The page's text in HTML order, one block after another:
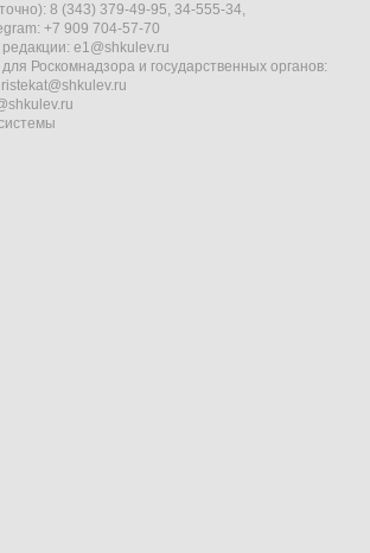
8 (343) 379-49-95, 34-555-34,
+7 909 704-57-70
e1@shkulev.ru
Роскомнадзора и государственных органов: